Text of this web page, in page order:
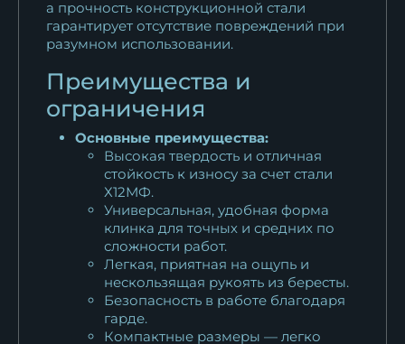
а прочность конструкционной стали
гарантирует отсутствие повреждений при
разумном использовании.
Преимущества и
ограничения
Основные преимущества:
Высокая твердость и отличная
стойкость к износу за счет стали
Х12МФ.
Универсальная, удобная форма
клинка для точных и средних по
сложности работ.
Легкая, приятная на ощупь и
нескользящая рукоять из бересты.
Безопасность в работе благодаря
гарде.
Компактные размеры — легко